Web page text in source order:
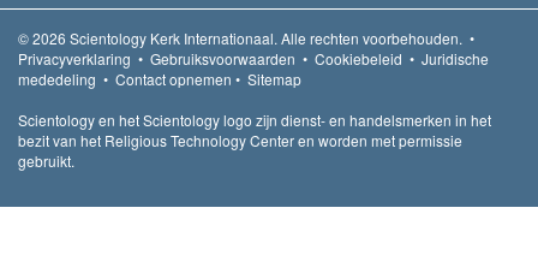
© 2026 Scientology Kerk Internationaal. Alle rechten voorbehouden. •
Privacyverklaring • Gebruiksvoorwaarden • Cookiebeleid • Juridische
mededeling • Contact opnemen • Sitemap
Scientology en het Scientology logo zijn dienst- en handelsmerken in het
bezit van het Religious Technology Center en worden met permissie
gebruikt.